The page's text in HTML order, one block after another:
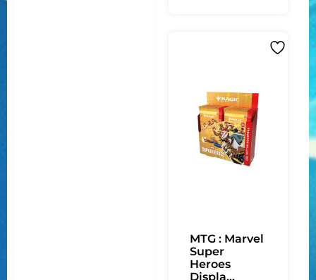
MTG : Marvel
Super
Heroes
Displa...